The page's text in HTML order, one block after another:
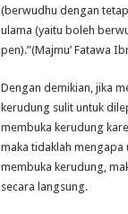
(berwudhu dengan
ulama (yaitu boleh
pen).”(Majmu’ Fatawa
Dengan demikian, jika
kerudung sulit untuk
membuka kerudung
maka tidaklah mengapa
membuka kerudung,
secara langsung.